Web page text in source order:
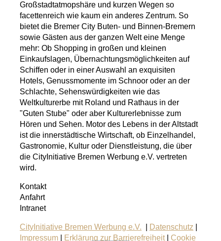
Großstadtatmopshäre und kurzen Wegen so
facettenreich wie kaum ein anderes Zentrum. So
bietet die Bremer City Buten- und Binnen-Bremern
sowie Gästen aus der ganzen Welt eine Menge
mehr: Ob Shopping in großen und kleinen
Einkaufslagen, Übernachtungsmöglichkeiten auf
Schiffen oder in einer Auswahl an exquisiten
Hotels, Genussmomente im Schnoor oder an der
Schlachte, Sehenswürdigkeiten wie das
Weltkulturerbe mit Roland und Rathaus in der
"Guten Stube" oder aber Kulturerlebnisse zum
Hören und Sehen. Motor des Lebens in der Altstadt
ist die innerstädtische Wirtschaft, ob Einzelhandel,
Gastronomie, Kultur oder Dienstleistung, die über
die CityInitiative Bremen Werbung e.V. vertreten
wird.
Kontakt
Anfahrt
Intranet
CityInitiative Bremen Werbung e.V. Datenschutz
Impressum
Erklärung zur Barrierefreiheit| Cookie